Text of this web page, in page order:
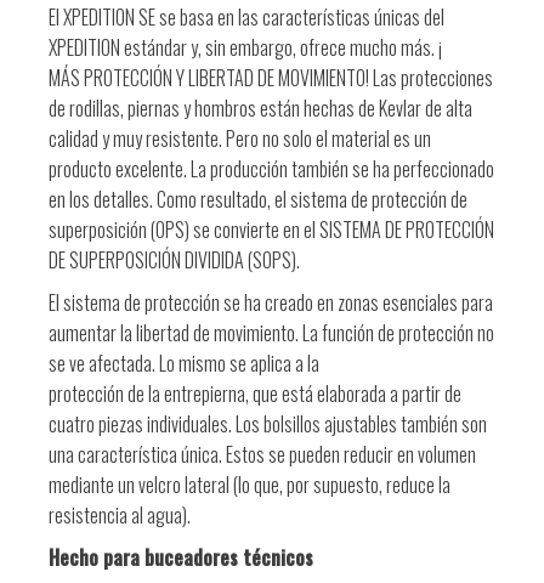
El XPEDITION SE se basa en las características únicas del
XPEDITION estándar y, sin embargo, ofrece mucho más. ¡
MÁS PROTECCIÓN Y LIBERTAD DE MOVIMIENTO! Las protecciones
de rodillas, piernas y hombros están hechas de Kevlar de alta
calidad y muy resistente. Pero no solo el material es un
producto excelente. La producción también se ha perfeccionado
en los detalles. Como resultado, el sistema de protección de
superposición (OPS) se convierte en el SISTEMA DE PROTECCIÓN
DE SUPERPOSICIÓN DIVIDIDA (SOPS).
El sistema de protección se ha creado en zonas esenciales para
aumentar la libertad de movimiento. La función de protección no
se ve afectada. Lo mismo se aplica a la
protección de la entrepierna, que está elaborada a partir de
cuatro piezas individuales. Los bolsillos ajustables también son
una característica única. Estos se pueden reducir en volumen
mediante un velcro lateral (lo que, por supuesto, reduce la
resistencia al agua).
Hecho para buceadores técnicos